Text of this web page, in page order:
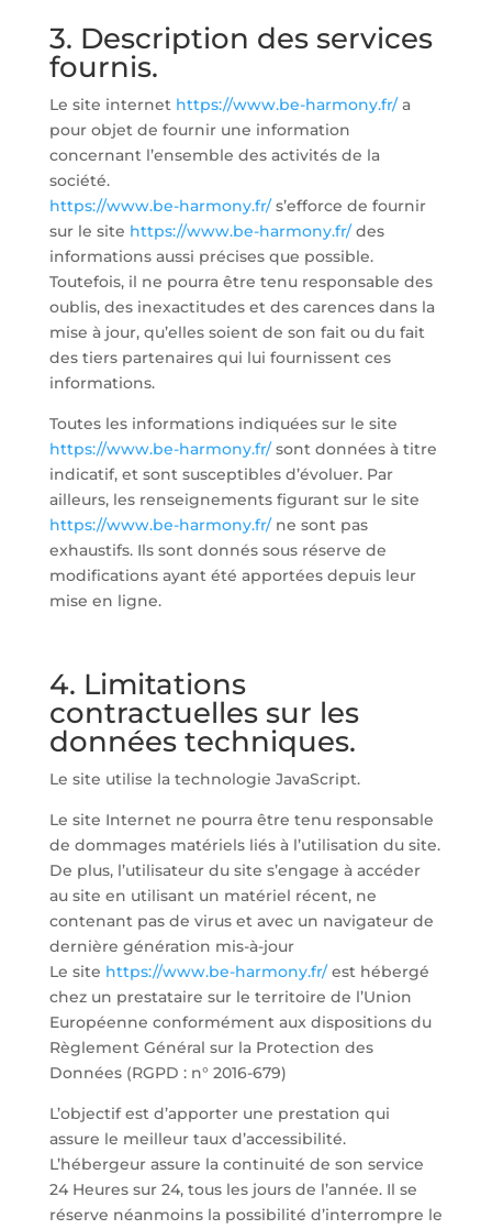
3. Description des services
fournis.
Le site internet https://www.be-harmony.fr/a
pour objet de fournir une information
concernant l’ensemble des activités de la
société.
https://www.be-harmony.fr/s’efforce de fournir
sur le site https://www.be-harmony.fr/des
informations aussi précises que possible.
Toutefois, il ne pourra être tenu responsable des
oublis, des inexactitudes et des carences dans la
mise à jour, qu’elles soient de son fait ou du fait
des tiers partenaires qui lui fournissent ces
informations.
Toutes les informations indiquées sur le site
https://www.be-harmony.fr/sont données à titre
indicatif, et sont susceptibles d’évoluer. Par
ailleurs, les renseignements figurant sur le site
https://www.be-harmony.fr/ne sont pas
exhaustifs. Ils sont donnés sous réserve de
modifications ayant été apportées depuis leur
mise en ligne.
4. Limitations
contractuelles sur les
données techniques.
Le site utilise la technologie JavaScript.
Le site Internet ne pourra être tenu responsable
de dommages matériels liés à l’utilisation du site.
De plus, l’utilisateur du site s’engage à accéder
au site en utilisant un matériel récent, ne
contenant pas de virus et avec un navigateur de
dernière génération mis-à-jour
Le site https://www.be-harmony.fr/est hébergé
chez un prestataire sur le territoire de l’Union
Européenne conformément aux dispositions du
Règlement Général sur la Protection des
Données (RGPD : n° 2016-679)
L’objectif est d’apporter une prestation qui
assure le meilleur taux d’accessibilité.
L’hébergeur assure la continuité de son service
24 Heures sur 24, tous les jours de l’année. Il se
réserve néanmoins la possibilité d’interrompre le